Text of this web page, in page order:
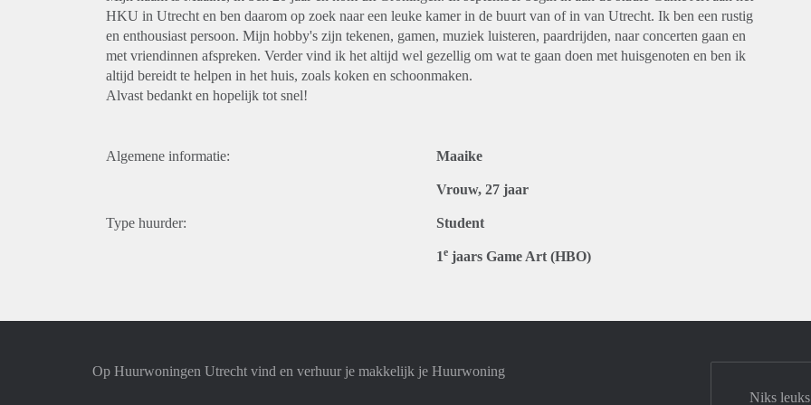
HKU in Utrecht en ben daarom op zoek naar een leuke kamer in de buurt van of in van Utrecht. Ik ben een rustig
en enthousiast persoon. Mijn hobby's zijn tekenen, gamen, muziek luisteren, paardrijden, naar concerten gaan en
met vriendinnen afspreken. Verder vind ik het altijd wel gezellig om wat te gaan doen met huisgenoten en ben ik
altijd bereidt te helpen in het huis, zoals koken en schoonmaken.
Alvast bedankt en hopelijk tot snel!
Algemene informatie: Maaike
Vrouw, 27 jaar
Type huurder: Student
1e jaars Game Art (HBO)
Op Huurwoningen Utrecht vind en verhuur je makkelijk je Huurwoning
Niks